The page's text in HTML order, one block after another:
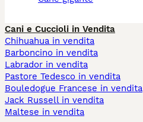
Cani e Cuccioli in Vendita
Chihuahua in vendita
Barboncino in vendita
Labrador in vendita
Pastore Tedesco in vendita
Bouledogue Francese in vendita
Jack Russell in vendita
Maltese in vendita